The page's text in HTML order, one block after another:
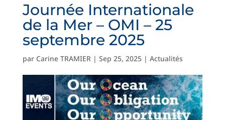
Journée Internationale
de la Mer – OMI – 25
septembre 2025
par Carine TRAMIER| Sep 25, 2025| Actualités